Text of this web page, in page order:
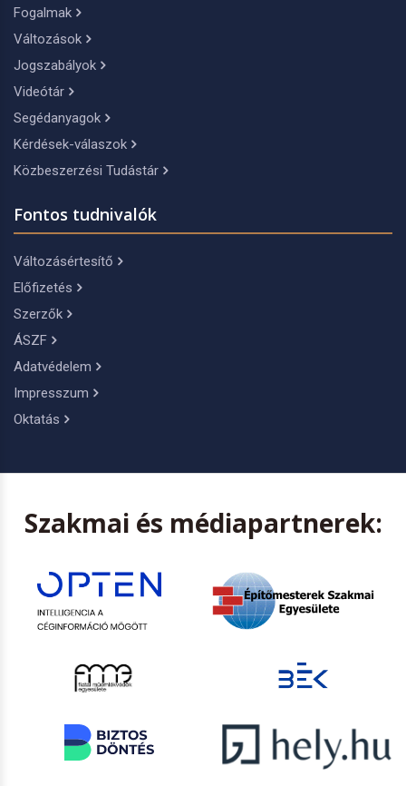
Fogalmak
Változások
Jogszabályok
Videótár
Segédanyagok
Kérdések-válaszok
Közbeszerzési Tudástár
Fontos tudnivalók
Változásértesítő
Előfizetés
Szerzők
ÁSZF
Adatvédelem
Impresszum
Oktatás
Szakmai és médiapartnerek: